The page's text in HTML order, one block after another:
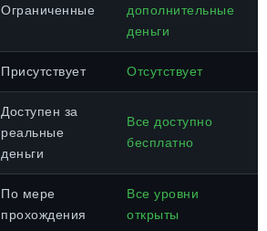
Ограниченные
дополнительные
деньги
Присутствует Отсутствует
Доступен за
реальные
деньги
Все доступно
бесплатно
По мере
прохождения
Все уровни
открыты